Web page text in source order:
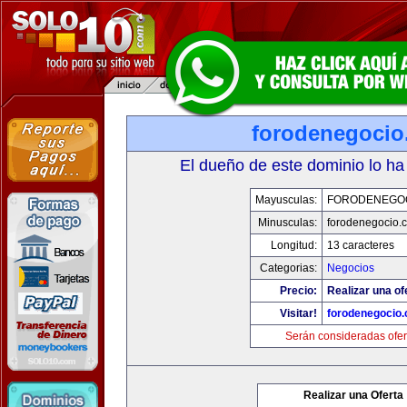
El dueño de este dominio lo
Mayusculas:
Minusculas:
Longitud:
13 caracteres
Categorias:
Negocios
Precio:
Realizar una
Visitar!
Serán consideradas
Realizar una Oferta